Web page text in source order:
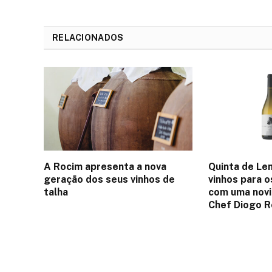
RELACIONADOS
A Rocim apresenta a nova
geração dos seus vinhos de
talha
Quinta de
vinhos para
com uma
Chef Diogo